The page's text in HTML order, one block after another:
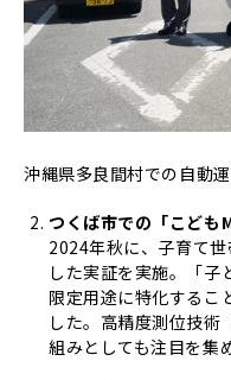
沖縄県多良間村での自動
つくば市での「こども
2024年秋に、子育て
した実証を実施。「子
限定用途に特化するこ
した。高精度測位技術
組みとしても注目を集